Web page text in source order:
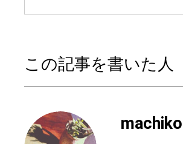
この記事を書いた人
machiko